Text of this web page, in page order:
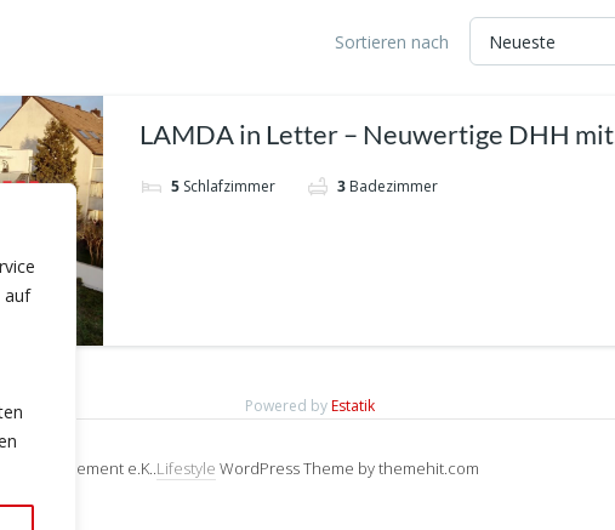
auf
Sortieren nach
LAMDA in Letter – Neuwertige DHH mit
moderner Ausstattung !!!
5 Schlafzimmer 3 Badezimmer
Powered byEstatik
Management e.K..Lifestyle WordPress Theme by themehit.com